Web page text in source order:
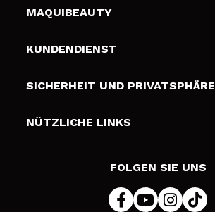
MAQUIBEAUTY
Über uns
Geschenkkarten
KUNDENDIENST
Liefer- und Versandkosten
Zahlung
SICHERHEIT UND PRIVATSPHÄRE
Bedingungen und Datenschutz
NÜTZLICHE LINKS
FOLGEN SIE UNS